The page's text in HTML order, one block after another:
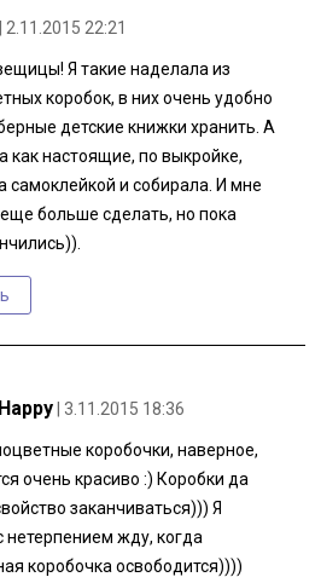
| 2.11.2015 22:21
Я такие наделала из
коробок, в них очень удобно
детские книжки хранить. А
как настоящие, по выкройке,
самоклейкой и собирала. И мне
еще больше сделать, но пока
| 3.11.2015 18:36
коробочки, наверное,
очень красиво :) Коробки да
заканчиваться))) Я
нетерпением жду, когда
коробочка освободится))))